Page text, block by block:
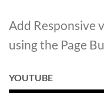
Add Responsive
using the Page
YOUTUBE